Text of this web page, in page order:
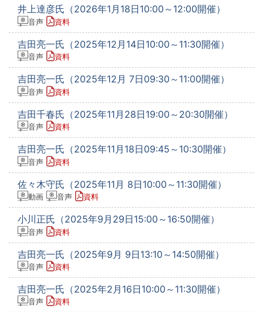
井上達彦氏（2026年1月18日10:00～12:00開催）
音声 資料
吉田亮一氏（2025年12月14日10:00～11:30開催）
音声 資料
吉田亮一氏（2025年12月 7日09:30～11:00開催）
音声 資料
吉田千春氏（2025年11月28日19:00～20:30開催）
音声 資料
吉田亮一氏（2025年11月18日09:45～10:30開催）
音声 資料
佐々木守氏（2025年11月 8日10:00～11:30開催）
動画 音声 資料
小川正氏（2025年9月29日15:00～16:50開催）
音声 資料
吉田亮一氏（2025年9月 9日13:10～14:50開催）
音声 資料
吉田亮一氏（2025年2月16日10:00～11:30開催）
音声 資料